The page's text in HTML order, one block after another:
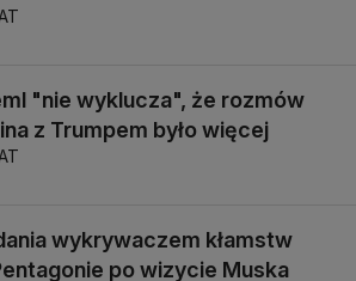
"nie wyklucza", że rozmów
z Trumpem było więcej
wykrywaczem kłamstw
po wizycie Muska